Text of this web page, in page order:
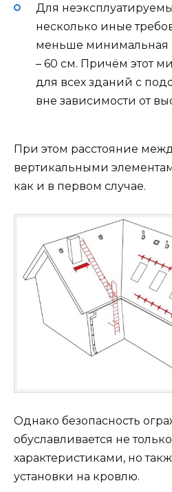
Для
несколько иные
меньше минимальная
– 60 см. Причём этот
для всех зданий с
вне зависимости от
При этом расстояние
вертикальными
как и в первом случае.
Однако безопасность
обуславливается не
характеристиками, но
установки на кровлю.